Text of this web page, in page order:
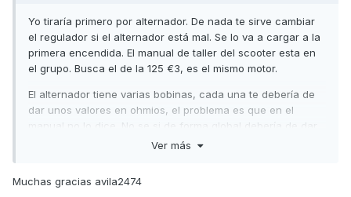
Yo tiraría primero por alternador. De nada te sirve cambiar
el regulador si el alternador está mal. Se lo va a cargar a la
primera encendida. El manual de taller del scooter esta en
el grupo. Busca el de la 125 €3, es el mismo motor.
El alternador tiene varias bobinas, cada una te debería de
dar unos valores en ohmios, el problema es que en el
manual no lo dice. No se si de forma global debería de dar
Ver más
Muchas gracias avila2474